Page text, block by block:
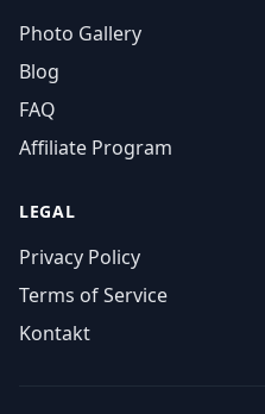
Photo Gallery
Blog
FAQ
Affiliate Program
LEGAL
Privacy Policy
Terms of Service
Kontakt